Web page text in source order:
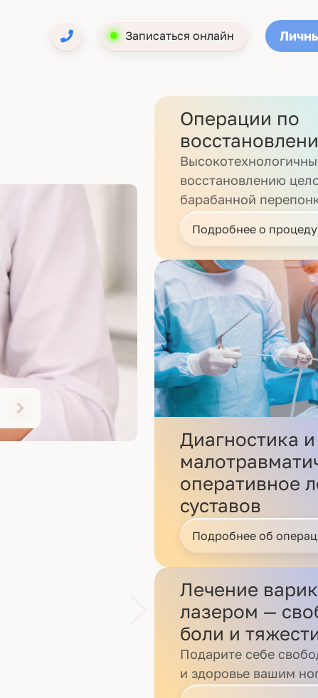
Записаться онлайн
Операции по
восстановлению
барабанной
Подробнее о
Диагностика и
оперативное
суставов
Подробнее об
Лечение
лазером —
боли и
Подарите себе
и здоровье вашим